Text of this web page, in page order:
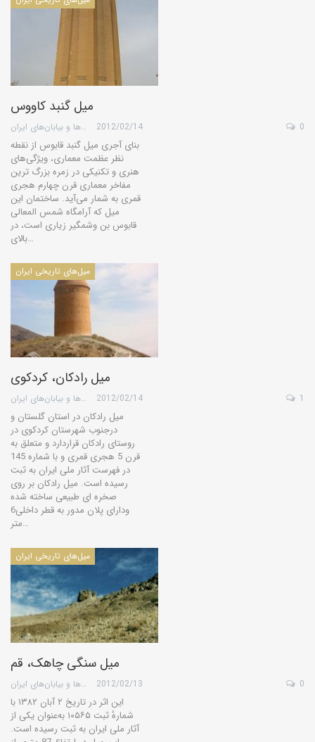
میل گنبد کاووس
گروه کویرها و بیابان‌های ایران 2012/02/14 0
بنای آجری میل گنبد قابوس از نقطه
نظر عظمت معماری، ویژگی‌های
هنری و تکنیکی در زمره بزرگ ترین
مفاخر معماری قرن چهارم هجری
قمری به شمار می‌آید. ساختمان این
میل که آرامگاه شمس المعالی
قابوس بن وشمگیر زیاری است، در
بالای…
میل‌های تاریخی ایران
میل رادكان، کردکوی
گروه کویرها و بیابان‌های ایران 2012/02/14 1
میل رادكان در استان گلستان و
درجنوب شهرستان كردكوی در
روستای رادكان قراردارد و متعلق به
قرن 5 هجری قمری و با شماره 145
در فهرست آثار ملی ایران به ثبت
رسیده است. میل رادكان بر روی
صخره ای طبیعی ساخته شده
ودارای پلان مدور به قطر داخلی6
متر…
میل‌های تاریخی ایران
میل سنگی چاهک، قم
گروه کویرها و بیابان‌های ایران 2012/02/13 0
این اثر در تاریخ ۲ آبان ۱۳۸۲ با
شمارهٔ ثبت ۱۰۵۶۵ به‌عنوان یکی از
آثار ملی ایران به ثبت رسیده است.